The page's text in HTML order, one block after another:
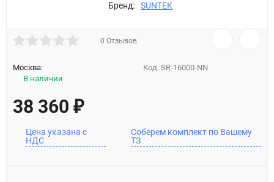
Бренд: SUNTEK
0 Отзывов
Код: SR-16000-NN
Москва:
В наличии
38 360 ₽
Цена указана с
НДС
Соберем комплект по Вашему
ТЗ